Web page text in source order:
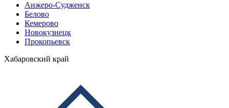
Анжеро-Судженск
Белово
Кемерово
Новокузнецк
Прокопьевск
Хабаровский край